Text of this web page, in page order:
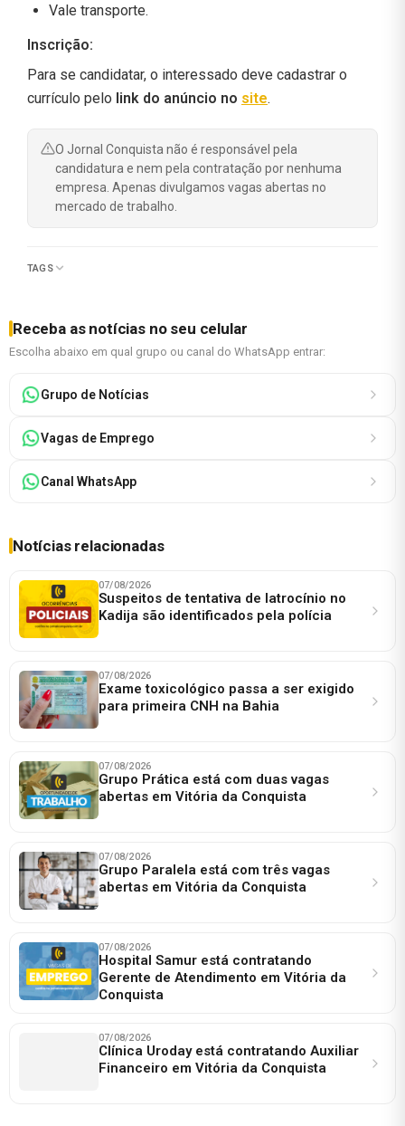
Vale transporte.
Inscrição:
Para se candidatar, o interessado deve cadastrar o
currículo pelo link do anúncio no site.
O Jornal Conquista não é responsável pela
candidatura e nem pela contratação por nenhuma
empresa. Apenas divulgamos vagas abertas no
mercado de trabalho.
TAGS
Receba as notícias no seu celular
Escolha abaixo em qual grupo ou canal do WhatsApp entrar:
Grupo de Notícias
Vagas de Emprego
Canal WhatsApp
Notícias relacionadas
07/08/2026
Suspeitos de tentativa de latrocínio no
Kadija são identificados pela polícia
07/08/2026
Exame toxicológico passa a ser exigido
para primeira CNH na Bahia
07/08/2026
Grupo Prática está com duas vagas
abertas em Vitória da Conquista
07/08/2026
Grupo Paralela está com três vagas
abertas em Vitória da Conquista
07/08/2026
Hospital Samur está contratando
Gerente de Atendimento em Vitória da
Conquista
07/08/2026
Clínica Uroday está contratando Auxiliar
Financeiro em Vitória da Conquista